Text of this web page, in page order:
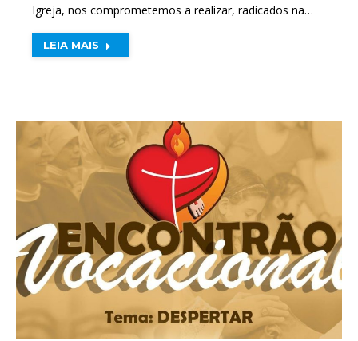
Igreja, nos comprometemos a realizar, radicados na…
LEIA MAIS